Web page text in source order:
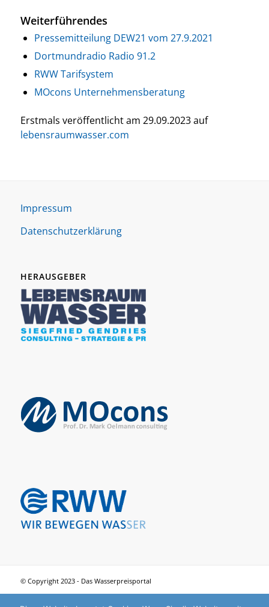
Weiterführendes
Pres­se­mit­tei­lung DEW21 vom 27.9.2021
Dort­mund­ra­dio Radio 91.2
RWW Tarif­sys­tem
MOcons Unter­neh­mens­be­ra­tung
Erst­mals ver­öf­fent­licht am 29.09.2023 auf
lebensraumwasser.com
Impres­sum
Daten­schutz­er­klä­rung
HERAUSGEBER
© Copyright 2023 - Das Wasserpreisportal